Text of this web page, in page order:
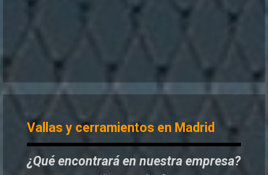
Vallas y cerramientos en Madrid
¿Qué encontrará en nuestra empresa?